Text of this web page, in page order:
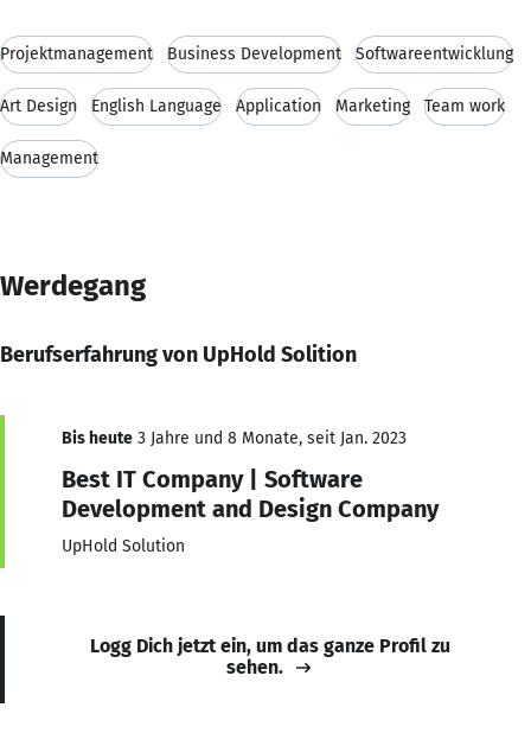
Projektmanagement Business Development Softwareentwicklung
Art Design English Language Application Marketing Team work
Management
Werdegang
Berufserfahrung von UpHold Solition
Bis heute 3 Jahre und 8 Monate, seit Jan. 2023
Best IT Company | Software
Development and Design Company
UpHold Solution
Logg Dich jetzt ein, um das ganze Profil zu
sehen.